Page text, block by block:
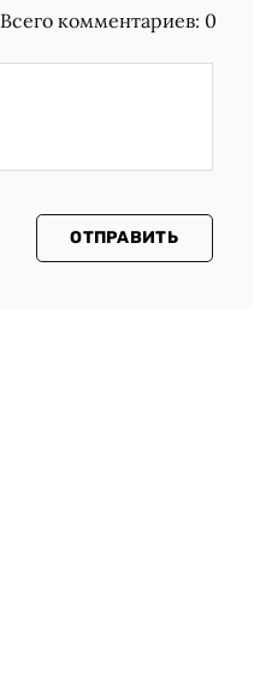
Всего комментариев: 0
ОТПРАВИТЬ